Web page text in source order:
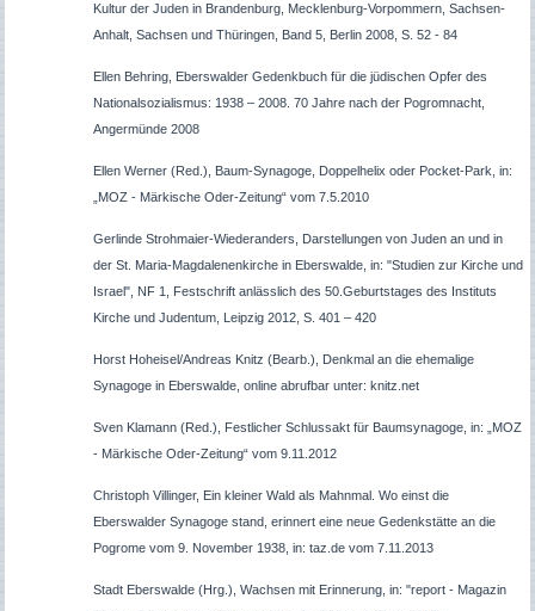
Kultur der Juden in Brandenburg, Mecklenburg-Vorpommern, Sachsen-
Anhalt, Sachsen und Thüringen, Band 5, Berlin 2008, S. 52 - 84
Ellen Behring, Eberswalder Gedenkbuch für die jüdischen Opfer des
Nationalsozialismus: 1938 – 2008. 70 Jahre nach der Pogromnacht,
Angermünde 2008
Ellen Werner (Red.),
Baum-Synagoge, Doppelhelix oder Pocket-Park, in:
„MOZ - Märkische Oder-Zeitung“ vom 7.5.2010
Gerlinde Strohmaier-Wiederanders, Darstellungen von Juden an und in
der St. Maria-Magdalenenkirche in Eberswalde, in: "Studien zur Kirche und
Israel", NF 1, Festschrift anlässlich des 50.Geburtstages des Instituts
Kirche und Judentum, Leipzig 2012, S. 401 – 420
Horst Hoheisel/Andreas Knitz (Bearb.), Denkmal an die ehemalige
Synagoge in Eberswalde, online abrufbar unter: knitz.net
Sven Klamann (Red.), Festlicher Schlussakt für Baumsynagoge, in: „MOZ
- Märkische Oder-Zeitung“ vom 9.11.2012
Christoph Villinger, Ein kleiner Wald als Mahnmal. Wo einst die
Eberswalder Synagoge stand, erinnert eine neue Gedenkstätte an die
Pogrome vom 9. November 1938, in: taz.de vom 7.11.2013
Stadt Eberswalde (Hrg.), Wachsen mit Erinnerung, in: "report - Magazin